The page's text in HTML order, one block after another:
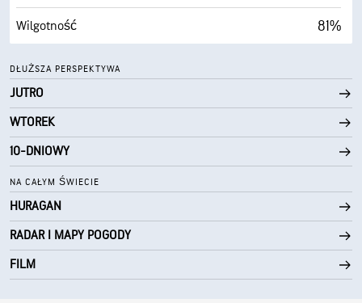
Wilgotność 81%
Punkt rosy
AccuLumen Brightness Index™ 0 (Ciemne)
Zachmurzenie 0%
Widoczność 5 mili
Pułap chmur 30000 stopy
DŁUŻSZA PERSPEKTYWA
JUTRO
WTOREK
10-DNIOWY
NA CAŁYM ŚWIECIE
HURAGAN
RADAR I MAPY POGODY
FILM